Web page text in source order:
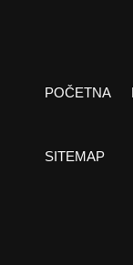
POČETNA
SITEMAP